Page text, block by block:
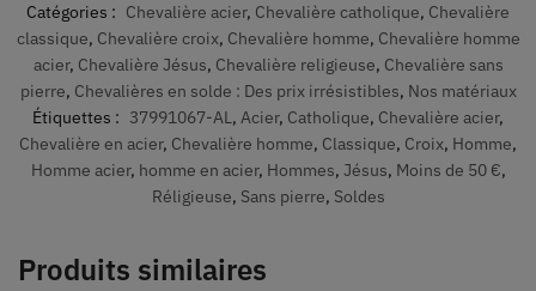
Catégories : Chevalière acier, Chevalière catholique, Chevalière
classique, Chevalière croix, Chevalière homme, Chevalière homme
acier, Chevalière Jésus, Chevalière religieuse, Chevalière sans
pierre, Chevalières en solde : Des prix irrésistibles, Nos matériaux
Étiquettes : 37991067-AL, Acier, Catholique, Chevalière acier,
Chevalière en acier, Chevalière homme, Classique, Croix, Homme,
Homme acier, homme en acier, Hommes, Jésus, Moins de 50 €,
Réligieuse, Sans pierre, Soldes
Produits similaires